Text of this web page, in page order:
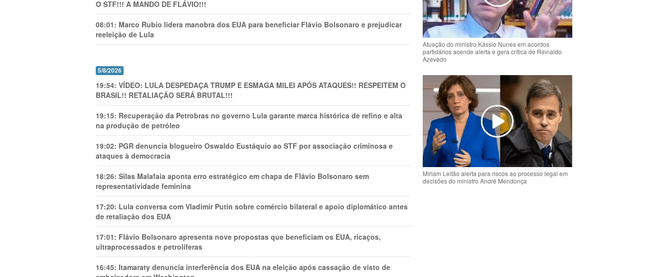
O STF!!! A MANDO DE FLÁVIO!!!
08:01: Marco Rubio lidera manobra dos EUA para beneficiar Flávio Bolsonaro e prejudicar
reeleição de Lula
5/8/2026
19:54: VÍDEO: LULA DESPEDAÇA TRUMP E ESMAGA MILEI APÓS ATAQUES!! RESPEITEM O
BRASIL!! RETALIAÇÃO SERÁ BRUTAL!!!
19:15: Recuperação da Petrobras no governo Lula garante marca histórica de refino e alta
na produção de petróleo
19:02: PGR denuncia blogueiro Oswaldo Eustáquio ao STF por associação criminosa e
ataques à democracia
18:26: Silas Malafaia aponta erro estratégico em chapa de Flávio Bolsonaro sem
representatividade feminina
17:20: Lula conversa com Vladimir Putin sobre comércio bilateral e apoio diplomático antes
de retaliação dos EUA
17:01: Flávio Bolsonaro apresenta nove propostas que beneficiam os EUA, ricaços,
ultraprocessados e petrolíferas
16:45: Itamaraty denuncia interferência dos EUA na eleição após cassação de visto de
Atuação do ministro Kássio Nunes em acordos
partidários acende alerta e gera crítica de Reinaldo
Azevedo
Míriam Leitão alerta para riscos ao processo legal em
decisões do ministro André Mendonça